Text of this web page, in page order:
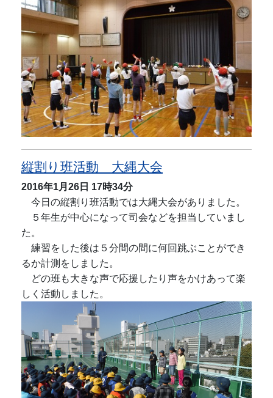
縦割り班活動 大縄大会
2016年1月26日 17時34分
今日の縦割り班活動では大縄大会がありました。
５年生が中心になって司会などを担当していまし
た。
練習をした後は５分間の間に何回跳ぶことができ
るか計測をしました。
どの班も大きな声で応援したり声をかけあって楽
しく活動しました。